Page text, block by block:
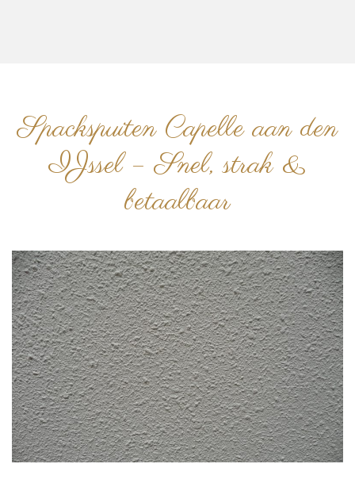
Spackspuiten Capelle aan den
IJssel – Snel, strak &
betaalbaar